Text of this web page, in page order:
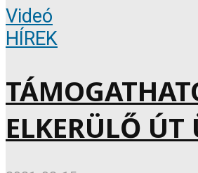
Videó
HÍREK
ELKERÜLŐ ÚT